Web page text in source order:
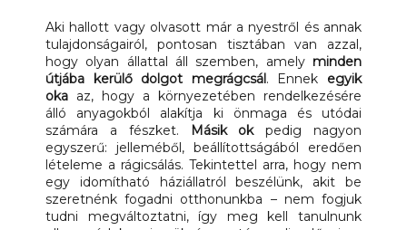
Aki hallott vagy olvasott már a nyestről és annak
tulajdonságairól, pontosan tisztában van azzal,
hogy olyan állattal áll szemben, amely minden
útjába kerülő dolgot megrágcsál. Ennek egyik
oka az, hogy a környezetében rendelkezésére
álló anyagokból alakítja ki önmaga és utódai
számára a fészket.
Másik okpedig nagyon
egyszerű: jelleméből, beállítottságából eredően
lételeme a rágicsálás. Tekintettel arra, hogy nem
egy idomítható háziállatról beszélünk, akit be
szeretnénk fogadni otthonunkba – nem fogjuk
tudni megváltoztatni, így meg kell tanulnunk